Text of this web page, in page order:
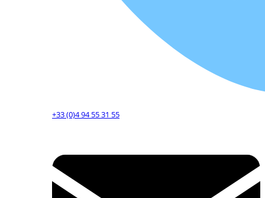
+33 (0)4 94 55 31 55